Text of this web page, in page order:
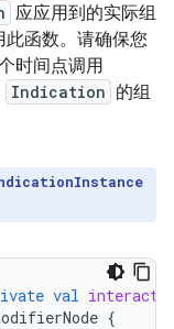
应应用到的实际组
函数。请确保您
时间点调用
Indication 的组
val
{